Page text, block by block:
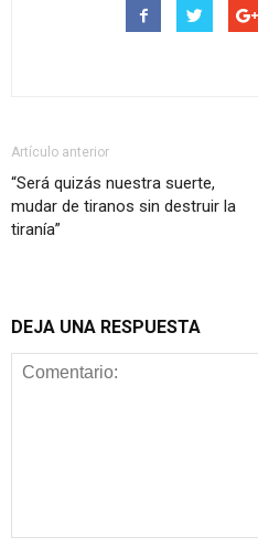
Artículo anterior
“Será quizás nuestra suerte,
mudar de tiranos sin destruir la
tiranía”
DEJA UNA RESPUESTA